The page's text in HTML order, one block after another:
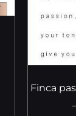
Finca